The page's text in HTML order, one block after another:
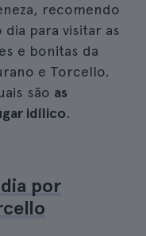
recomendo
para visitar as
e bonitas da
e Torcello.
são as
idílico.
por